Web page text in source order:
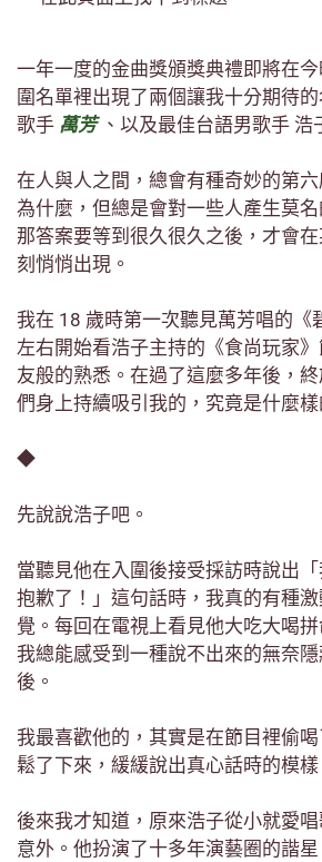
一年一度的金曲獎頒獎典禮即將在
圍名單裡出現了兩個讓我十分期待
歌手 萬芳、以及最佳台語男歌手 浩
在人與人之間，總會有種奇妙的第
為什麼，但總是會對一些人產生莫
那答案要等到很久很久之後，才會
刻悄悄出現。
我在 18 歲時第一次聽見萬芳唱的《
左右開始看浩子主持的《食尚玩家
友般的熟悉。在過了這麼多年後，
們身上持續吸引我的，究竟是什麼
◆
先說說浩子吧。
當聽見他在入圍後接受採訪時說出
抱歉了！」這句話時，我真的有種
覺。每回在電視上看見他大吃大喝拼
我總能感受到一種說不出來的無奈
後。
我最喜歡他的，其實是在節目裡偷
鬆了下來，緩緩說出真心話時的模樣
後來我才知道，原來浩子從小就愛
意外。他扮演了十多年演藝圈的諧